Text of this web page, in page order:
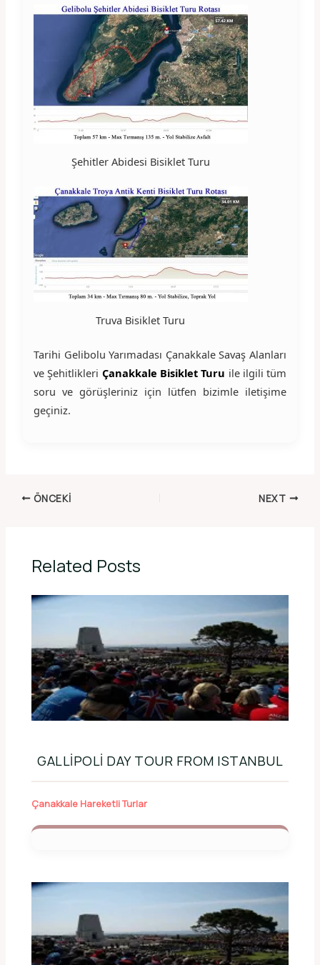
Şehitler Abidesi Bisiklet Turu
Truva Bisiklet Turu
Tarihi Gelibolu Yarımadası Çanakkale Savaş Alanları
ve Şehitlikleri Çanakkale Bisiklet Turu ile ilgili tüm
soru ve görüşleriniz için lütfen bizimle iletişime
geçiniz.
ÖNCEKI NEXT
Related Posts
GALLIPOLI DAY TOUR FROM ISTANBUL
Çanakkale Hareketli Turlar